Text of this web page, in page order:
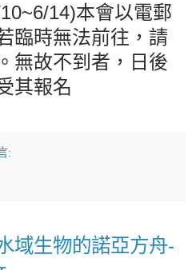
14)本會以電郵
臨時無法前往，請
無故不到者，日後
其報名
:
域生物的諾亞方舟-